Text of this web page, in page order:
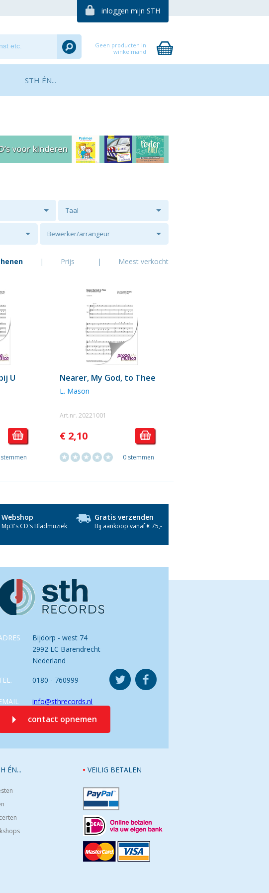
inloggen mijn STH
Geen producten in
winkelmand
STH ÉN...
Taal
Bewerker/arrangeur
| Prijs | Meest verkocht
U Nearer, My God, to Thee
L. Mason
Art.nr. 20221001
€ 2,10
0 stemmen
Webshop
Mp3's CD's Bladmuziek
Gratis verzenden
Bij aankoop vanaf € 75,-
Bijdorp - west 74
2992 LC Barendrecht
Nederland
0180 - 760999
info@sthrecords.nl
contact opnemen
VEILIG BETALEN
ÉN...